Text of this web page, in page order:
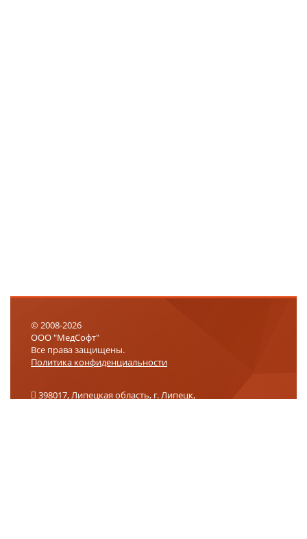
© 2008-2026
ООО "МедСофт"
Все права защищены.
Политика конфиденциальности
398017, Липецкая область, г. Липецк,